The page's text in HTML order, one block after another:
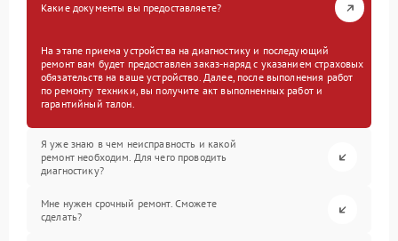
Какие документы вы предоставляете?
На этапе приема устройства на диагностику и последующий
ремонт вам будет предоставлен заказ-наряд с указанием страховых
обязательств на ваше устройство. Далее, после выполнения работ
по ремонту техники, вы получите акт выполненных работ и
гарантийный талон.
Я уже знаю в чем неисправность и какой
ремонт необходим. Для чего проводить
диагностику?
Мне нужен срочный ремонт. Сможете
сделать?